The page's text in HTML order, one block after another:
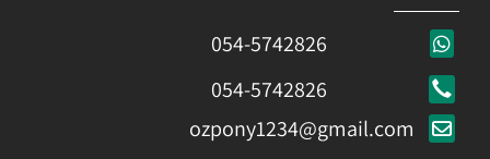
054-5742826
054-5742826
ozpony1234@gmail.com